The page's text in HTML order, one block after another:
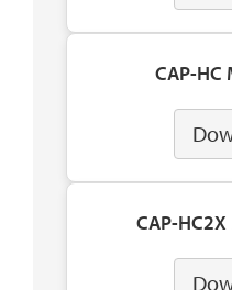
CAP-HC
CAP-